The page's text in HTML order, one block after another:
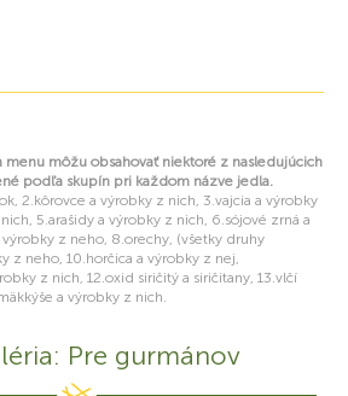
môžu obsahovať niektoré z nasledujúcich
podľa skupín pri každom názve jedla.
2.kôrovce a výrobky z nich, 3.vajcia a výrobky
5.arašidy a výrobky z nich, 6.sójové zrná a
z neho, 8.orechy, (všetky druhy
z neho, 10.horčica a výrobky z nej,
z nich, 12.oxid siričitý a siričitany, 13.vlčí
a výrobky z nich.
Pre gurmánov